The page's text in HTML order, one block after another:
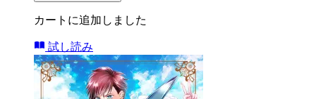
カートに追加しました
試し読み